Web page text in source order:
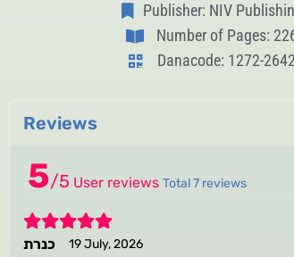
Publisher: NIV
Number of Pages:
Danacode: 1272-2642
Reviews
5/5 User reviews Total 7 reviews
5
כנרת
19 July, 2026